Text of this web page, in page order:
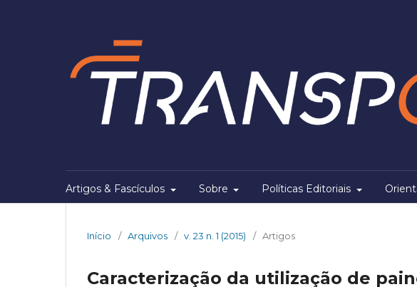
Artigos & Fascículos Sobre Políticas Editoriais
Início / Arquivos / v. 23 n. 1 (2015) / Artigos
Caracterização da utilização de